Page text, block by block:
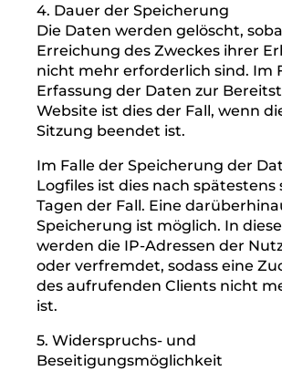
Die Speicherung in Logfiles
Funktionsfähigkeit der Website
sicherzustellen. Zudem dienen
Daten zur Optimierung der
Sicherstellung der Sicherheit
informationstechnischen
Auswertung der Daten zu
Zusammenhang nicht statt.
In diesen Zwecken liegt auch
berechtigtes Interesse an der
Datenverarbeitung nach Art. 6
DSGVO.
4. Dauer der Speicherung
Erreichung des Zweckes ihrer
nicht mehr erforderlich sind. Im